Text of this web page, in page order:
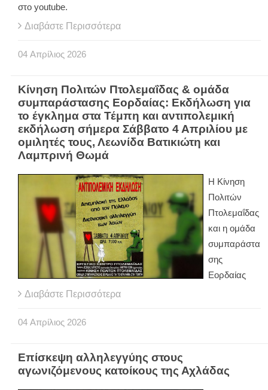
στο youtube.
Διαβάστε Περισσότερα
04 Απρίλιος 2026
Κίνηση Πολιτών Πτολεμαΐδας & ομάδα
συμπαράστασης Εορδαίας: Εκδήλωση για
το έγκλημα στα Τέμπη και αντιπολεμική
εκδήλωση σήμερα Σάββατο 4 Απριλίου με
ομιλητές τους, Λεωνίδα Βατικιώτη και
Λαμπρινή Θωμά
Η Κίνηση
Πολιτών
Πτολεμαΐδας
και η ομάδα
συμπαράστα
σης
Εορδαίας
Διαβάστε Περισσότερα
04 Απρίλιος 2026
Επίσκεψη αλληλεγγύης στους
αγωνιζόμενους κατοίκους της Αχλάδας